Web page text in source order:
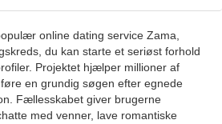
online dating service Zama,
du kan starte et seriøst forhold
Projektet hjælper millioner af
en grundig søgen efter egnede
Fællesskabet giver brugerne
med venner, lave romantiske